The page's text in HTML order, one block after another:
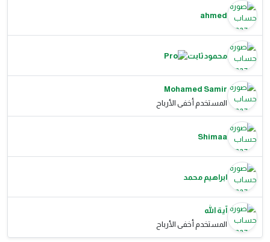
ahmed
محمود ثابت
Mohamed Samir
المستخدم أخفى الأرباح
Shimaa
ابراهيم محمد
آية الله
المستخدم أخفى الأرباح